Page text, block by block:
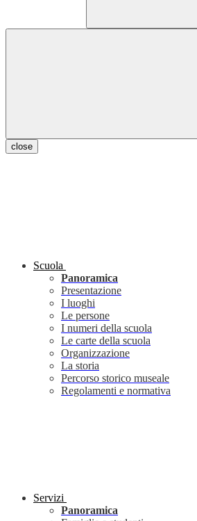
close
Scuola
Panoramica
Presentazione
I luoghi
Le persone
I numeri della scuola
Le carte della scuola
Organizzazione
La storia
Percorso storico museale
Regolamenti e normativa
Servizi
Panoramica